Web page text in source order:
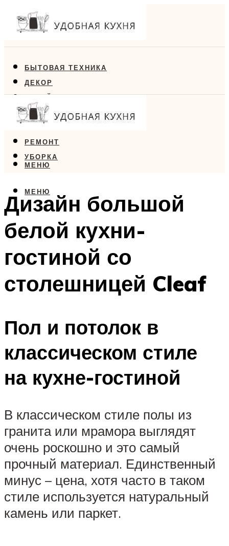
БЫТОВАЯ ТЕХНИКА
ДЕКОР
ДИЗАЙН
ЕДА
РЕМОНТ
УБОРКА
МЕНЮ
МЕНЮ
Дизайн большой
белой кухни-
гостиной со
столешницей Cleaf
Пол и потолок в
классическом стиле
на кухне-гостиной
В классическом стиле полы из
гранита или мрамора выглядят
очень роскошно и это самый
прочный материал. Единственный
минус – цена, хотя часто в таком
стиле используется натуральный
камень или паркет.